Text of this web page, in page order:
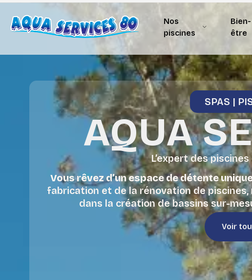
Nos
piscines
Bien-
être
SPAS |
AQUA
L’expert des
Vous rêvez d’un espace de détente
fabrication et de la rénovation de
dans la création de bassins sur-
Voir